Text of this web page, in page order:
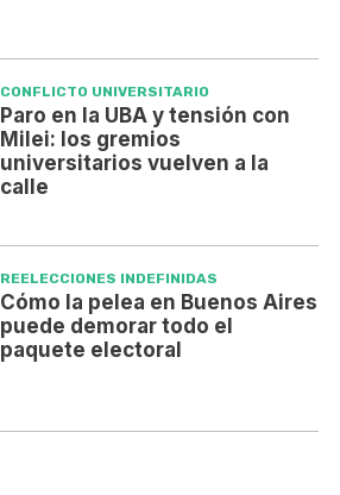
CONFLICTO UNIVERSITARIO
Paro en la UBA y tensión con
Milei: los gremios
universitarios vuelven a la
calle
REELECCIONES INDEFINIDAS
Cómo la pelea en Buenos Aires
puede demorar todo el
paquete electoral